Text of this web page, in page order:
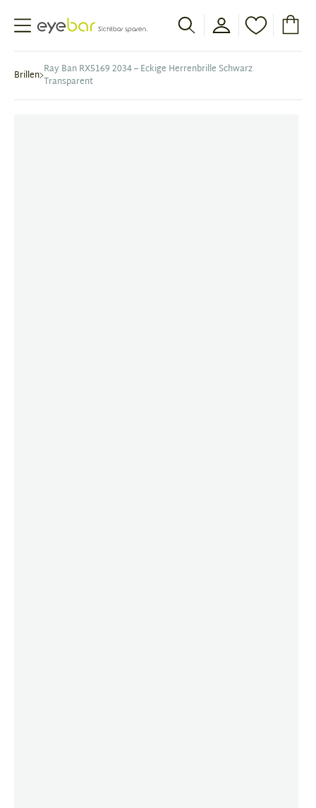
Abele Optic
Brillen Ray Ban RX5169 2034 – Eckige Herrenbrille Schwarz
Transparent